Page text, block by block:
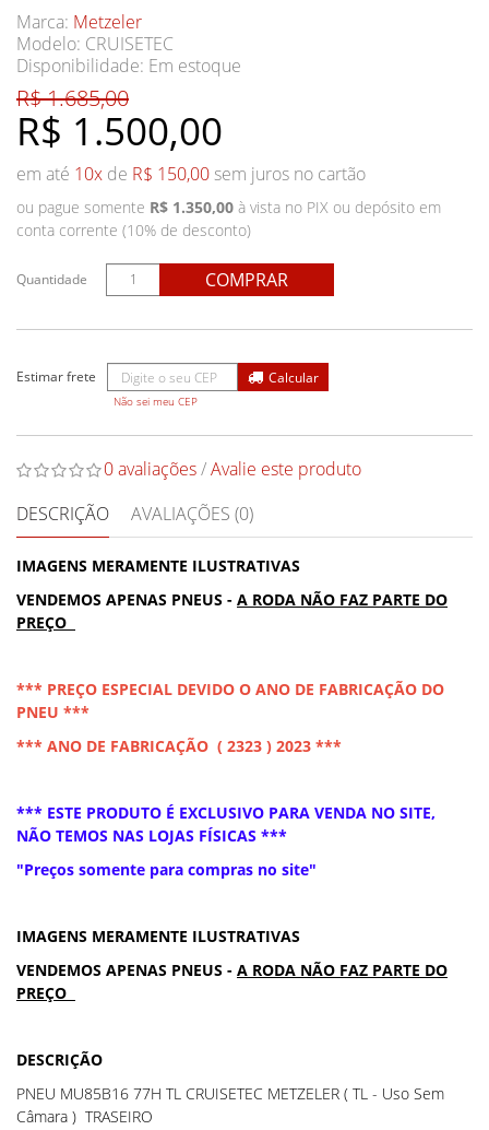
Marca: Metzeler
Modelo: CRUISETEC
Disponibilidade: Em estoque
R$ 1.500,00
R$ 1.685,00
em até 10x de R$ 150,00 sem juros no cartão
ou pague somente R$ 1.350,00 à vista no PIX ou depósito em
conta corrente (10% de desconto)
Quantidade COMPRAR
Não sei meu CEP
0 avaliações/Avalie este produto
DESCRIÇÃO
AVALIAÇÕES (0)
IMAGENS MERAMENTE ILUSTRATIVAS
VENDEMOS APENAS PNEUS - A RODA NÃO FAZ PARTE DO
PREÇO
*** PREÇO ESPECIAL DEVIDO O ANO DE FABRICAÇÃO DO
PNEU ***
*** ANO DE FABRICAÇÃO ( 2323 ) 2023 ***
*** ESTE PRODUTO É EXCLUSIVO PARA VENDA NO SITE,
NÃO TEMOS NAS LOJAS FÍSICAS ***
"Preços somente para compras no site"
IMAGENS MERAMENTE ILUSTRATIVAS
VENDEMOS APENAS PNEUS - A RODA NÃO FAZ PARTE DO
PREÇO
DESCRIÇÃO
PNEU MU85B16 77H TL CRUISETEC METZELER ( TL - Uso Sem
Câmara ) TRASEIRO